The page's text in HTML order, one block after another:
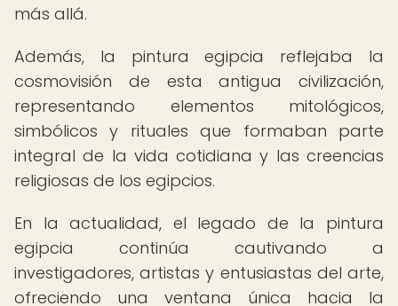
más allá.
Además, la pintura egipcia reflejaba la
cosmovisión de esta antigua civilización,
representando elementos mitológicos,
simbólicos y rituales que formaban parte
integral de la vida cotidiana y las creencias
religiosas de los egipcios.
En la actualidad, el legado de la pintura
egipcia continúa cautivando a
investigadores, artistas y entusiastas del arte,
ofreciendo una ventana única hacia la